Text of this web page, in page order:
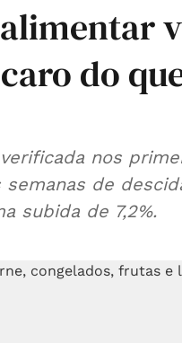
do
nos
de
subida de 7,2%.